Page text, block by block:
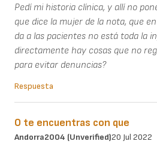
Pedí mi historia clínica, y allí no
que dice la mujer de la nota, que
da a las pacientes no está toda la
directamente hay cosas que no
para evitar denuncias?
Respuesta
O te encuentras con que
Andorra2004 (unverified)20 Jul 2022